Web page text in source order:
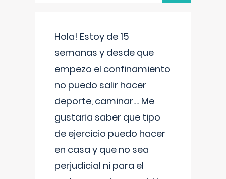
Hola! Estoy de 15
semanas y desde que
empezo el confinamiento
no puedo salir hacer
deporte, caminar.... Me
gustaria saber que tipo
de ejercicio puedo hacer
en casa y que no sea
perjudicial ni para el